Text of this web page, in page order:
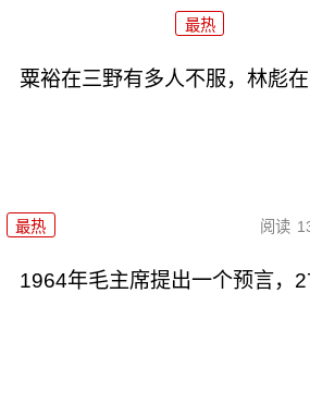
最热
粟裕在三野有多人不服，林彪
最热 阅读
1964年毛主席提出一个预言，